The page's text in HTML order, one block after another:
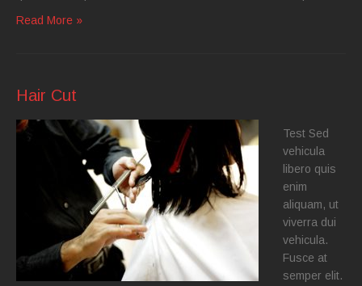
Read More »
Hair Cut
Test Sed
vehicula
libero quis
enim
aliquam, ut
viverra dui
vehicula.
Fusce at
semper elit.